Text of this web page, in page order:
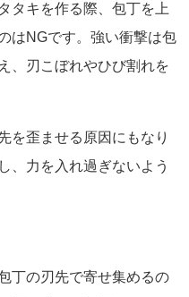
タキを作る際、包丁を上
はNGです。強い衝撃は包
、刃こぼれやひび割れを
を歪ませる原因にもなり
、力を入れ過ぎないよう
丁の刃先で寄せ集めるの